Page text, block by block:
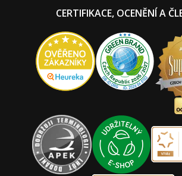
CERTIFIKACE, OCENĚNÍ A